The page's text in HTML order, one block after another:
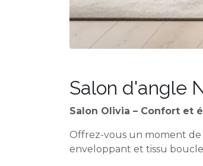
Salon d'angle
Salon Olivia – Confort
Offrez-vous un moment de
enveloppant et tissu